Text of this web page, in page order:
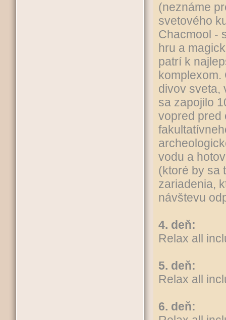
(neznáme
svetového
Chacmool -
hru a
patrí k
komplexom.
divov sveta,
sa zapojilo
vopred pred
vodu a
(ktoré by sa
zariadenia,
návštevu
4. deň:
Relax all
5. deň:
Relax all
6. deň: